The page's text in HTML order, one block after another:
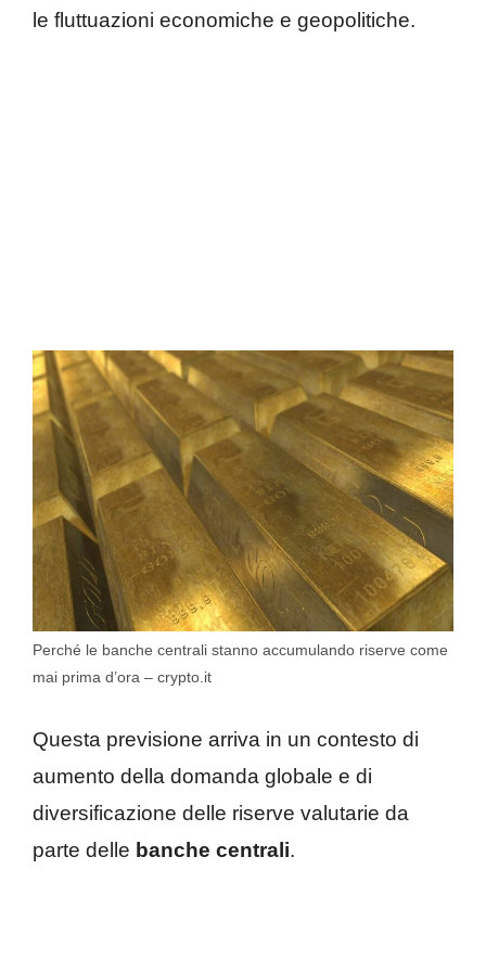
le fluttuazioni economiche e geopolitiche.
Perché le banche centrali stanno accumulando riserve come
mai prima d’ora – crypto.it
Questa previsione arriva in un contesto di
aumento della domanda globale e di
diversificazione delle riserve valutarie da
parte delle banche centrali.